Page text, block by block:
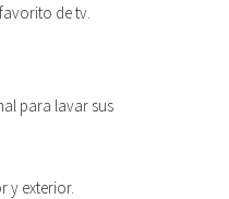
de tv.
para lavar sus
y exterior.